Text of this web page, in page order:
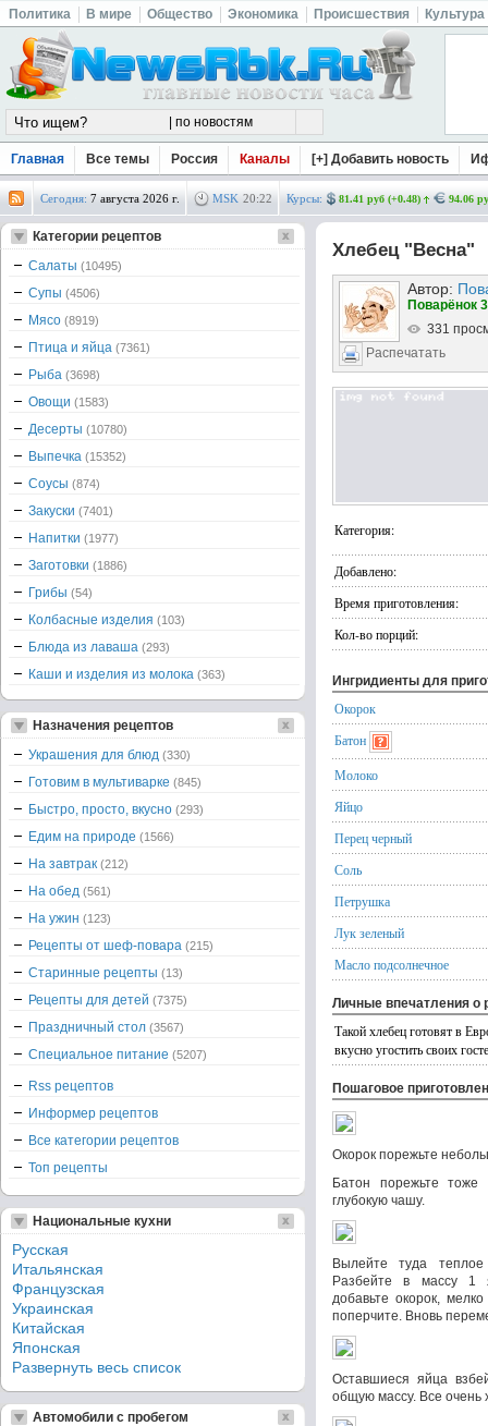
Политика В мире Общество Экономика Происшествия Культура
Главная Все темы Россия Каналы [+] Добавить новость
Сегодня: 7 августа 2026 г. MSK 20:22 Курсы: 81.41 руб (+0.48) 94.06
Хлебец "Весна"
Автор:
Поварёнок
331
Распечатать
Категория:
Добавлено:
Время приготовления:
Кол-во порций:
Ингридиенты для
Окорок
Батон
Молоко
Яйцо
Перец черный
Соль
Петрушка
Лук зеленый
Масло подсолнечное
Личные впечатления о
Такой хлебец готовят в
вкусно угостить своих
Пошаговое
Окорок порежьте
Батон порежьте
глубокую чашу.
Вылейте туда
Разбейте в массу 1
добавьте окорок,
поперчите. Вновь
Оставшиеся яйца
общую массу. Все
Категории рецептов
Салаты (10495)
Супы (4506)
Мясо (8919)
Птица и яйца (7361)
Рыба (3698)
Овощи (1583)
Десерты (10780)
Выпечка (15352)
Соусы (874)
Закуски (7401)
Напитки (1977)
Заготовки (1886)
Грибы (54)
Колбасные изделия (103)
Блюда из лаваша (293)
Каши и изделия из молока (363)
Назначения рецептов
Украшения для блюд (330)
Готовим в мультиварке (845)
Быстро, просто, вкусно (293)
Едим на природе (1566)
На завтрак (212)
На обед (561)
На ужин (123)
Рецепты от шеф-повара (215)
Старинные рецепты (13)
Рецепты для детей (7375)
Праздничный стол (3567)
Специальное питание (5207)
Rss рецептов
Информер рецептов
Все категории рецептов
Топ рецепты
Национальные кухни
Русская
Итальянская
Французская
Украинская
Китайская
Японская
Развернуть весь список
Автомобили с пробегом